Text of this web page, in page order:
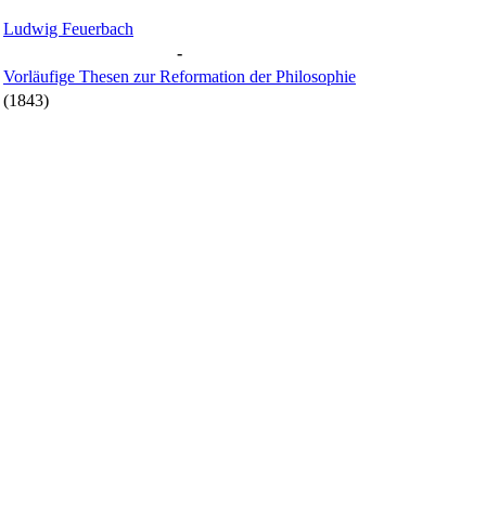
Ludwig Feuerbach
-
Vorläufige Thesen zur Reformation der Philosophie
(1843)